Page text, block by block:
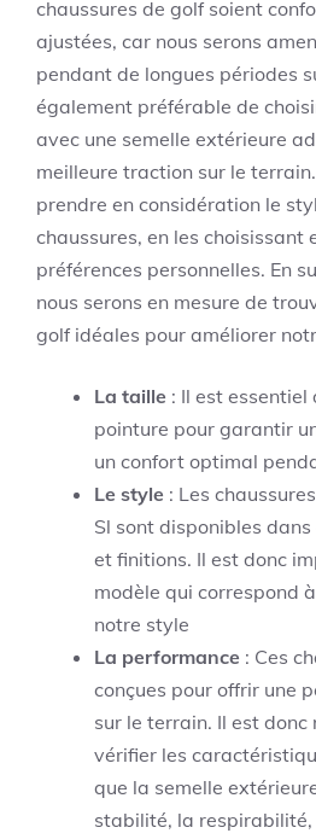
chaussures de golf soient
ajustées, car nous serons
pendant de longues périodes
également préférable de
avec une semelle extérieure
meilleure traction sur le
prendre en considération le
chaussures, en les choisissant
préférences personnelles. En
nous serons en mesure de
golf idéales pour améliorer
La taille : Il est essentiel
pointure pour garantir
un confort optimal
Le style : Les
Sl sont disponibles
et finitions. Il est donc
modèle qui correspond
notre style
La performance : Ces
conçues pour offrir une
sur le terrain. Il est donc
vérifier les
que la semelle
stabilité, la respirabilité,